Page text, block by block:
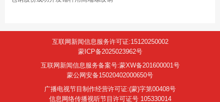
互联网新闻信息服务许可证:15120250002
蒙ICP备2025023962号
互联网新闻信息服务备案号:蒙XW备201600001号
蒙公网安备15020402000650号
广播电视节目制作经营许可证:(蒙)字第00408号
信息网络传播视听节目许可证号 105330014